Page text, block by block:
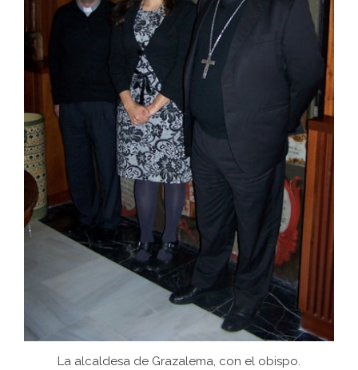
La alcaldesa de Grazalema, con el obispo.